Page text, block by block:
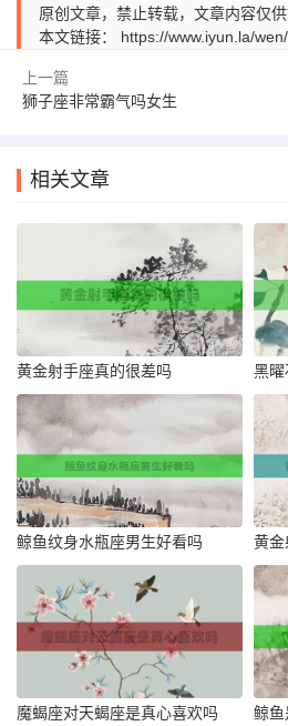
原创文章，禁止转载，文章内容仅
本文链接： https://www.iyun.la/
上一篇
狮子座非常霸气吗女生
相关文章
黄金射手座真的很差吗 黑曜
鲸鱼纹身水瓶座男生好看吗
魔蝎座对天蝎座是真心喜欢吗 鲸鱼